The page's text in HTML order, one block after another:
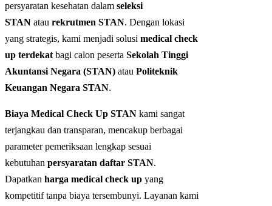
persyaratan kesehatan dalam seleksi
STAN atau rekrutmen STAN. Dengan lokasi
yang strategis, kami menjadi solusi medical check
up terdekat bagi calon peserta Sekolah Tinggi
Akuntansi Negara (STAN) atau Politeknik
Keuangan Negara STAN.
Biaya Medical Check Up STAN kami sangat
terjangkau dan transparan, mencakup berbagai
parameter pemeriksaan lengkap sesuai
kebutuhan persyaratan daftar STAN.
Dapatkan harga medical check up yang
kompetitif tanpa biaya tersembunyi. Layanan kami